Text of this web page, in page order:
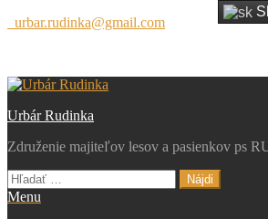
Preskočiť
urbar.rudinka@gmail.com
Urbár Rudinka
Združenie majiteľov lesov a pasienkov ps
Hľadať:
Menu